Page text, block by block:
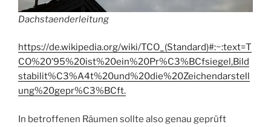
Dachstaenderleitung
https://de.wikipedia.org/wiki/TCO_(Standard)#:~:text=T
CO%20’95%20ist%20ein%20Pr%C3%BCfsiegel,Bild
stabilit%C3%A4t%20und%20die%20Zeichendarstell
ung%20gepr%C3% BCft.
In betroffenen Räumen sollte also genau geprüft